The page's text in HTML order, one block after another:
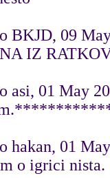
BKJD, 09
IZ
asi, 01 May
hakan, 01
o igrici nista.